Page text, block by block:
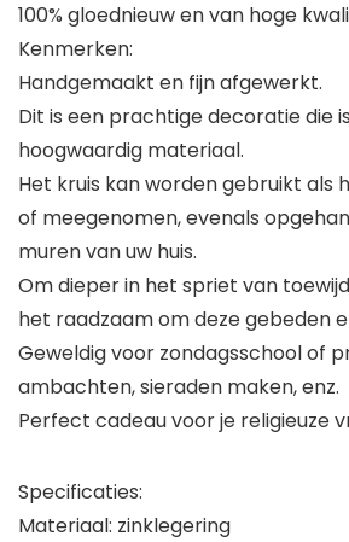
100% gloednieuw en van hoge
Kenmerken:
Handgemaakt en fijn afgewerkt.
Dit is een prachtige decoratie die
hoogwaardig materiaal.
Het kruis kan worden gebruikt als
of meegenomen, evenals
muren van uw huis.
Om dieper in het spriet van
het raadzaam om deze gebeden
Geweldig voor zondagsschool of
ambachten, sieraden maken, enz.
Perfect cadeau voor je religieuze
Specificaties:
Materiaal: zinklegering